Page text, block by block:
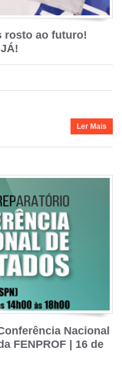
rosto ao futuro!
Ler Mais
Nacional
FENPROF | 16 de